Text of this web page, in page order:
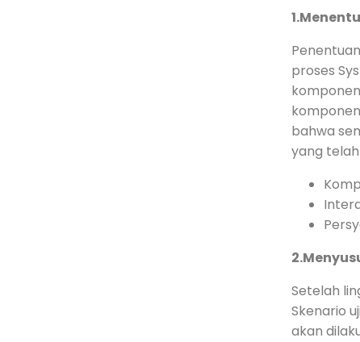
proses
bahwa
yang
Setelah
Skenario
akan